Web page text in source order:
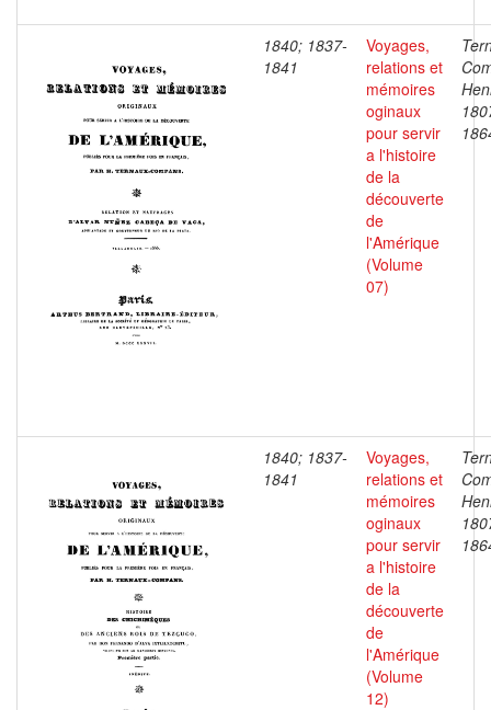
1840; 1837-
1841
Voyages,
relations et
mémoires
oginaux
pour servir
a l'histoire
de la
découverte
de
l'Amérique
(Volume
07)
1840; 1837-
1841
Voyages,
relations et
mémoires
oginaux
pour servir
a l'histoire
de la
découverte
de
l'Amérique
(Volume
12)